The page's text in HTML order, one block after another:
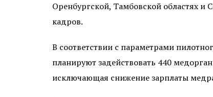
Оренбургской, Тамбовской областях и
кадров.
В соответствии с параметрами
планируют задействовать 440
исключающая снижение зарплаты